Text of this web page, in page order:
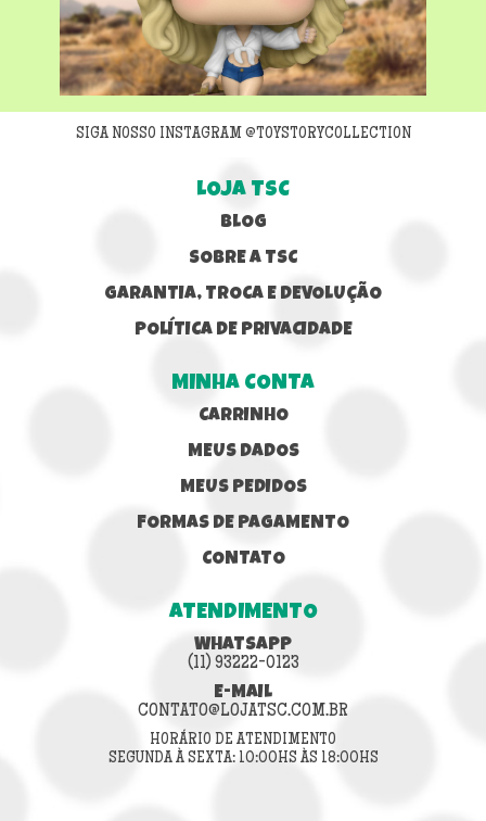
Next
SIGA NOSSO INSTAGRAM @TOYSTORYCOLLECTION
LOJA TSC
BLOG
SOBRE A TSC
GARANTIA, TROCA E DEVOLUÇÃO
POLÍTICA DE PRIVACIDADE
MINHA CONTA
CARRINHO
MEUS DADOS
MEUS PEDIDOS
FORMAS DE PAGAMENTO
CONTATO
ATENDIMENTO
WHATSAPP
(11) 93222-0123
E-MAIL
CONTATO@LOJATSC.COM.BR
HORÁRIO DE ATENDIMENTO
SEGUNDA À SEXTA: 10:00HS ÀS 18:00HS